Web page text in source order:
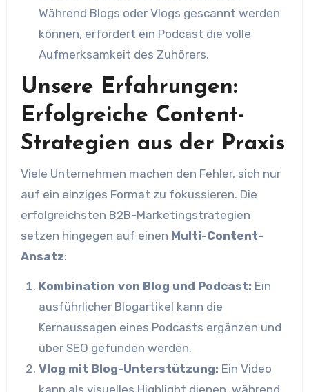
Während Blogs oder Vlogs gescannt werden
können, erfordert ein Podcast die volle
Aufmerksamkeit des Zuhörers.
Unsere Erfahrungen:
Erfolgreiche Content-
Strategien aus der Praxis
Viele Unternehmen machen den Fehler, sich nur
auf ein einziges Format zu fokussieren. Die
erfolgreichsten B2B-Marketingstrategien
setzen hingegen auf einen Multi-Content-
Ansatz:
Kombination von Blog und Podcast: Ein
ausführlicher Blogartikel kann die
Kernaussagen eines Podcasts ergänzen und
über SEO gefunden werden.
Vlog mit Blog-Unterstützung: Ein Video
kann als visuelles Highlight dienen, während